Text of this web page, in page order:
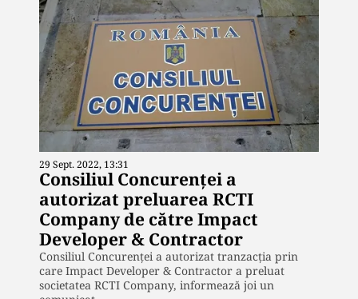
29 Sept. 2022, 13:31
Consiliul Concurenţei a
autorizat preluarea RCTI
Company de către Impact
Developer & Contractor
Consiliul Concurenţei a autorizat tranzacţia prin
care Impact Developer & Contractor a preluat
societatea RCTI Company, informează joi un